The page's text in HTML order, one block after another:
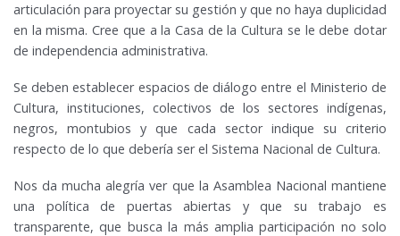
articulación para proyectar su gestión y que no haya duplicidad
en la misma. Cree que a la Casa de la Cultura se le debe dotar
de independencia administrativa.
Se deben establecer espacios de diálogo entre el Ministerio de
Cultura, instituciones, colectivos de los sectores indígenas,
negros, montubios y que cada sector indique su criterio
respecto de lo que debería ser el Sistema Nacional de Cultura.
Nos da mucha alegría ver que la Asamblea Nacional mantiene
una política de puertas abiertas y que su trabajo es
transparente, que busca la más amplia participación no solo